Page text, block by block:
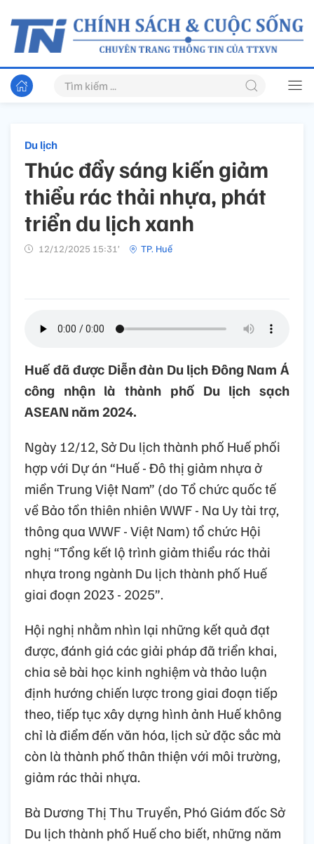
Du lịch
Thúc đẩy sáng kiến giảm
thiểu rác thải nhựa, phát
triển du lịch xanh
12/12/2025 15:31’ TP. Huế
Huế đã được Diễn đàn Du lịch Đông Nam Á
công nhận là thành phố Du lịch sạch
ASEAN năm 2024.
Ngày 12/12, Sở Du lịch thành phố Huế phối
hợp với Dự án “Huế - Đô thị giảm nhựa ở
miền Trung Việt Nam” (do Tổ chức quốc tế
về Bảo tồn thiên nhiên WWF - Na Uy tài trợ,
thông qua WWF - Việt Nam) tổ chức Hội
nghị “Tổng kết lộ trình giảm thiểu rác thải
nhựa trong ngành Du lịch thành phố Huế
giai đoạn 2023 - 2025”.
Hội nghị nhằm nhìn lại những kết quả đạt
được, đánh giá các giải pháp đã triển khai,
chia sẻ bài học kinh nghiệm và thảo luận
định hướng chiến lược trong giai đoạn tiếp
theo, tiếp tục xây dựng hình ảnh Huế không
chỉ là điểm đến văn hóa, lịch sử đặc sắc mà
còn là thành phố thân thiện với môi trường,
giảm rác thải nhựa.
Bà Dương Thị Thu Truyền, Phó Giám đốc Sở
Du lịch thành phố Huế cho biết, những năm